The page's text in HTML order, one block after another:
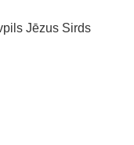
Jēzus Sirds